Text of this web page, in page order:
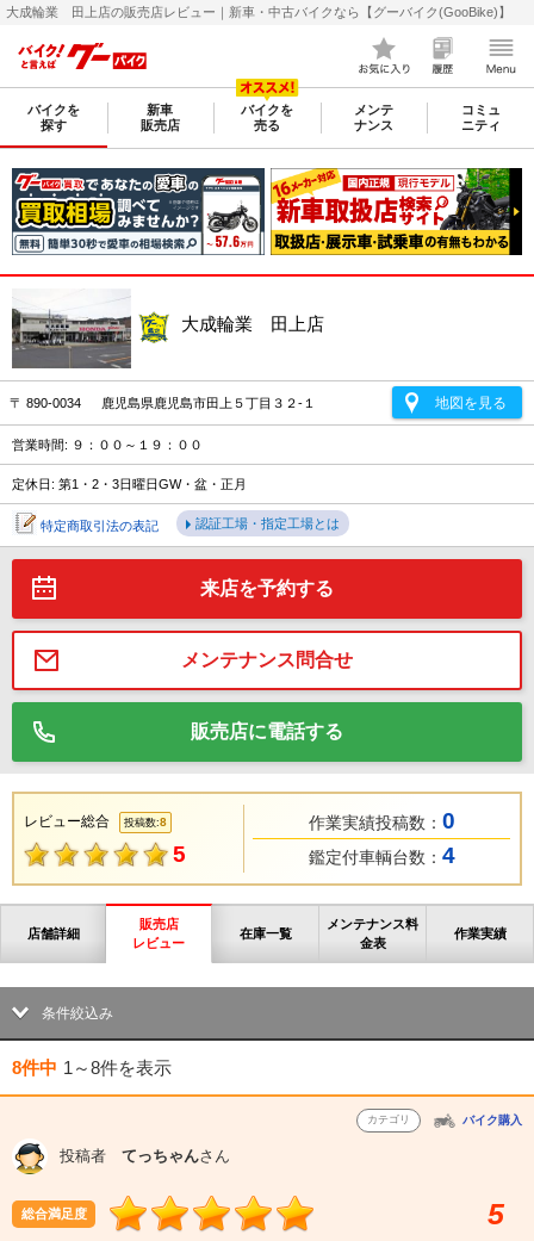
大成輪業 田上店の販売店レビュー｜新車・中古バイクなら【グーバイク(GooBike)】
バイクを
探す
新車
販売店
バイクを
売る
メンテ
ナンス
コミュ
ニティ
大成輪業 田上店
〒 890-0034 鹿児島県鹿児島市田上５丁目３２-１ 地図を見る
営業時間: ９：００～１９：００
定休日: 第1・2・3日曜日GW・盆・正月
特定商取引法の表記 認証工場・指定工場とは
来店を予約する
メンテナンス問合せ
販売店に電話する
レビュー総合 投稿数:8
5
作業実績投稿数： 0
鑑定付車輌台数： 4
店舗詳細
販売店
レビュー
在庫一覧
メンテナンス料
金表
作業実績
条件絞込み
8件中 1～8件を表示
カテゴリ バイク購入
投稿者 てっちゃんさん
総合満足度 5